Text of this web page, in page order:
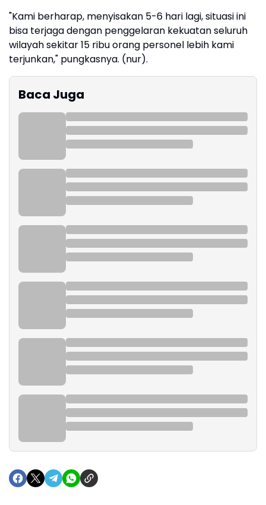
"Kami berharap, menyisakan 5-6 hari lagi, situasi ini
bisa terjaga dengan penggelaran kekuatan seluruh
wilayah sekitar 15 ribu orang personel lebih kami
terjunkan," pungkasnya. (nur).
Baca Juga